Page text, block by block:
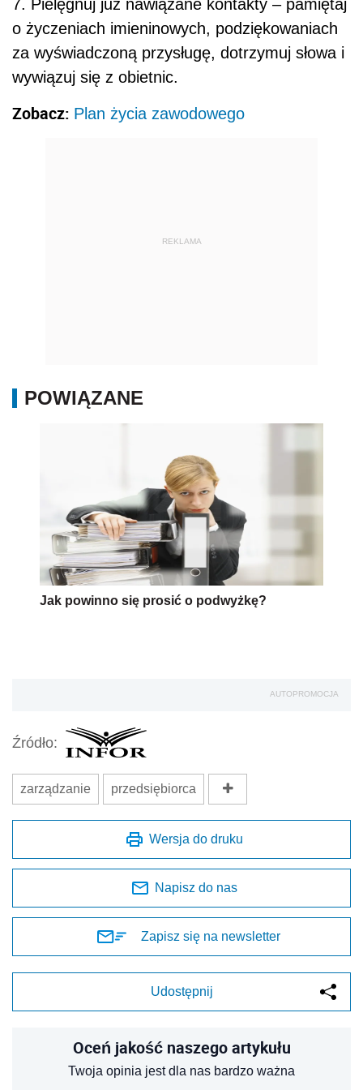
7. Pielęgnuj już nawiązane kontakty – pamiętaj
o życzeniach imieninowych, podziękowaniach
za wyświadczoną przysługę, dotrzymuj słowa i
wywiązuj się z obietnic.
Zobacz: Plan życia zawodowego
REKLAMA
POWIĄZANE
Jak powinno się prosić o podwyżkę?
AUTOPROMOCJA
Źródło:
zarządzanie przedsiębiorca
Wersja do druku
Napisz do nas
Zapisz się na newsletter
Udostępnij
Oceń jakość naszego artykułu
Twoja opinia jest dla nas bardzo ważna